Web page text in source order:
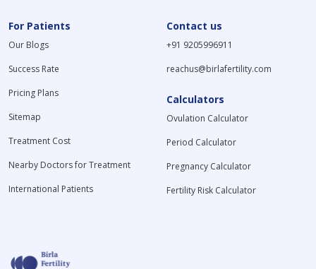
For Patients
Our Blogs
Success Rate
Pricing Plans
Sitemap
Treatment Cost
Nearby Doctors for Treatment
International Patients
Contact us
+91 9205996911
reachus@birlafertility.com
Calculators
Ovulation Calculator
Period Calculator
Pregnancy Calculator
Fertility Risk Calculator